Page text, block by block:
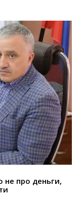
про деньги,